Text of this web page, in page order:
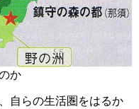
か
自らの生活圏をはるか